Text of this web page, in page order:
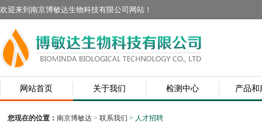
欢迎来到南京博敏达生物科技有限公司网站！
网站首页 关于我们 检测中心 产品和
您现在的位置： 南京博敏达 > 联系我们 > 人才招聘